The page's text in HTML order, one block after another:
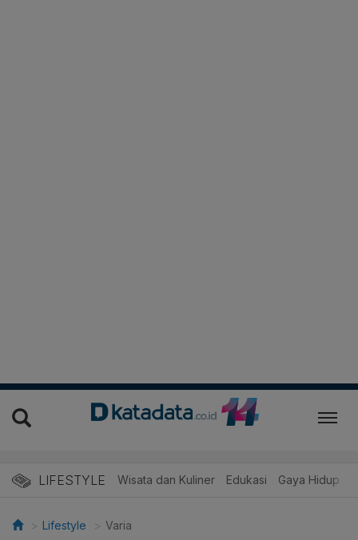
LIFESTYLE Wisata dan Kuliner Edukasi Gaya Hidup
Lifestyle Varia